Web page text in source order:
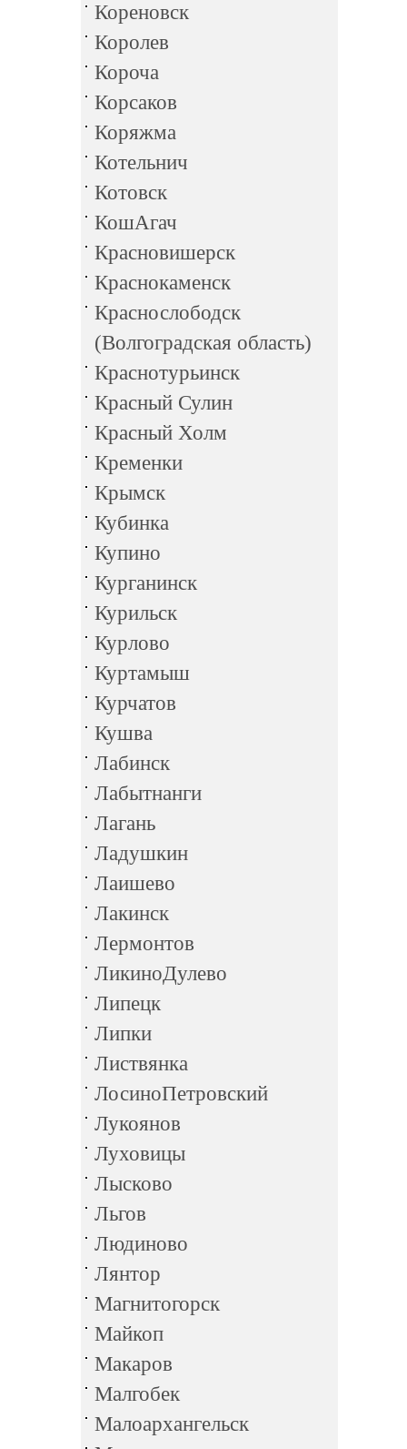
Кореновск
Королев
Короча
Корсаков
Коряжма
Котельнич
Котовск
КошАгач
Красновишерск
Краснокаменск
Краснослободск
(Волгоградская область)
Краснотурьинск
Красный Сулин
Красный Холм
Кременки
Крымск
Кубинка
Купино
Курганинск
Курильск
Курлово
Куртамыш
Курчатов
Кушва
Лабинск
Лабытнанги
Лагань
Ладушкин
Лаишево
Лакинск
Лермонтов
ЛикиноДулево
Липецк
Липки
Листвянка
ЛосиноПетровский
Лукоянов
Луховицы
Лысково
Льгов
Людиново
Лянтор
Магнитогорск
Майкоп
Макаров
Малгобек
Малоархангельск